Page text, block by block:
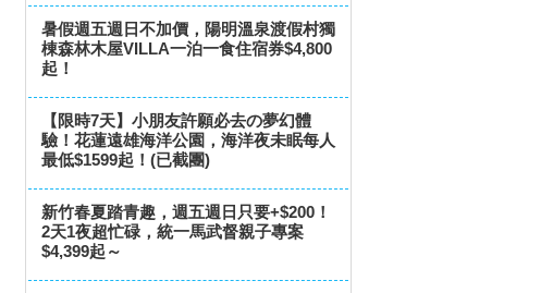
暑假週五週日不加價，陽明溫泉渡假村獨
棟森林木屋VILLA一泊一食住宿券$4,800
起！
【限時7天】小朋友許願必去の夢幻體
驗！花蓮遠雄海洋公園，海洋夜未眠每人
最低$1599起！(已截團)
新竹春夏踏青趣，週五週日只要+$200！
2天1夜超忙碌，統一馬武督親子專案
$4,399起～